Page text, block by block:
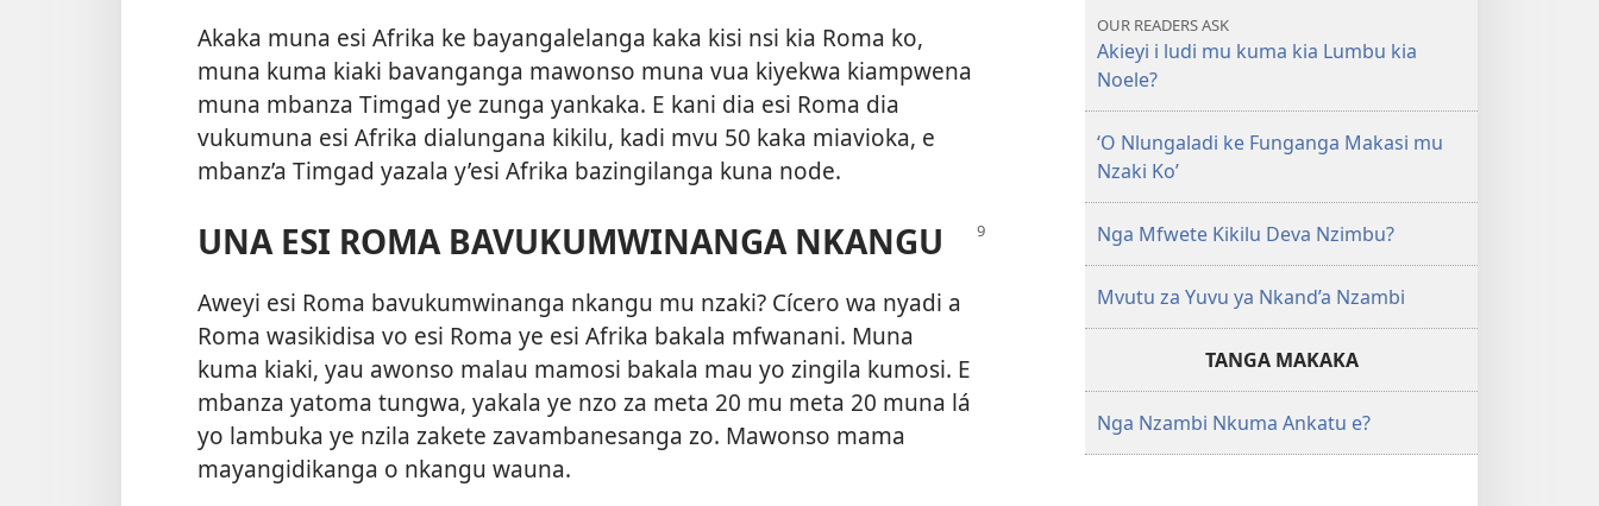
Akaka muna esi Afrika ke bayangalelanga kaka kisi nsi kia Roma ko,
muna kuma kiaki bavanganga mawonso muna vua kiyekwa kiampwena
muna mbanza Timgad ye zunga yankaka. E kani dia esi Roma dia
vukumuna esi Afrika dialungana kikilu, kadi mvu 50 kaka miavioka, e
mbanz’a Timgad yazala y’esi Afrika bazingilanga kuna node.
UNA ESI ROMA BAVUKUMWINANGA NKANGU
Aweyi esi Roma bavukumwinanga nkangu mu nzaki? Cícero wa nyadi a
Roma wasikidisa vo esi Roma ye esi Afrika bakala mfwanani. Muna
kuma kiaki, yau awonso malau mamosi bakala mau yo zingila kumosi. E
mbanza yatoma tungwa, yakala ye nzo za meta 20 mu meta 20 muna lá
yo lambuka ye nzila zakete zavambanesanga zo. Mawonso mama
mayangidikanga o nkangu wauna.
OUR READERS ASK
Akieyi i ludi mu kuma kia Lumbu kia
Noele?
‘O Nlungaladi ke Funganga Makasi mu
Nzaki Ko’
Nga Mfwete Kikilu Deva Nzimbu?
Mvutu za Yuvu ya Nkand’a Nzambi
TANGA MAKAKA
Nga Nzambi Nkuma Ankatu e?